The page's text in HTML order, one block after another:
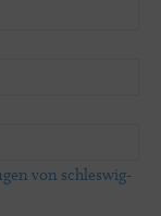
von schleswig-